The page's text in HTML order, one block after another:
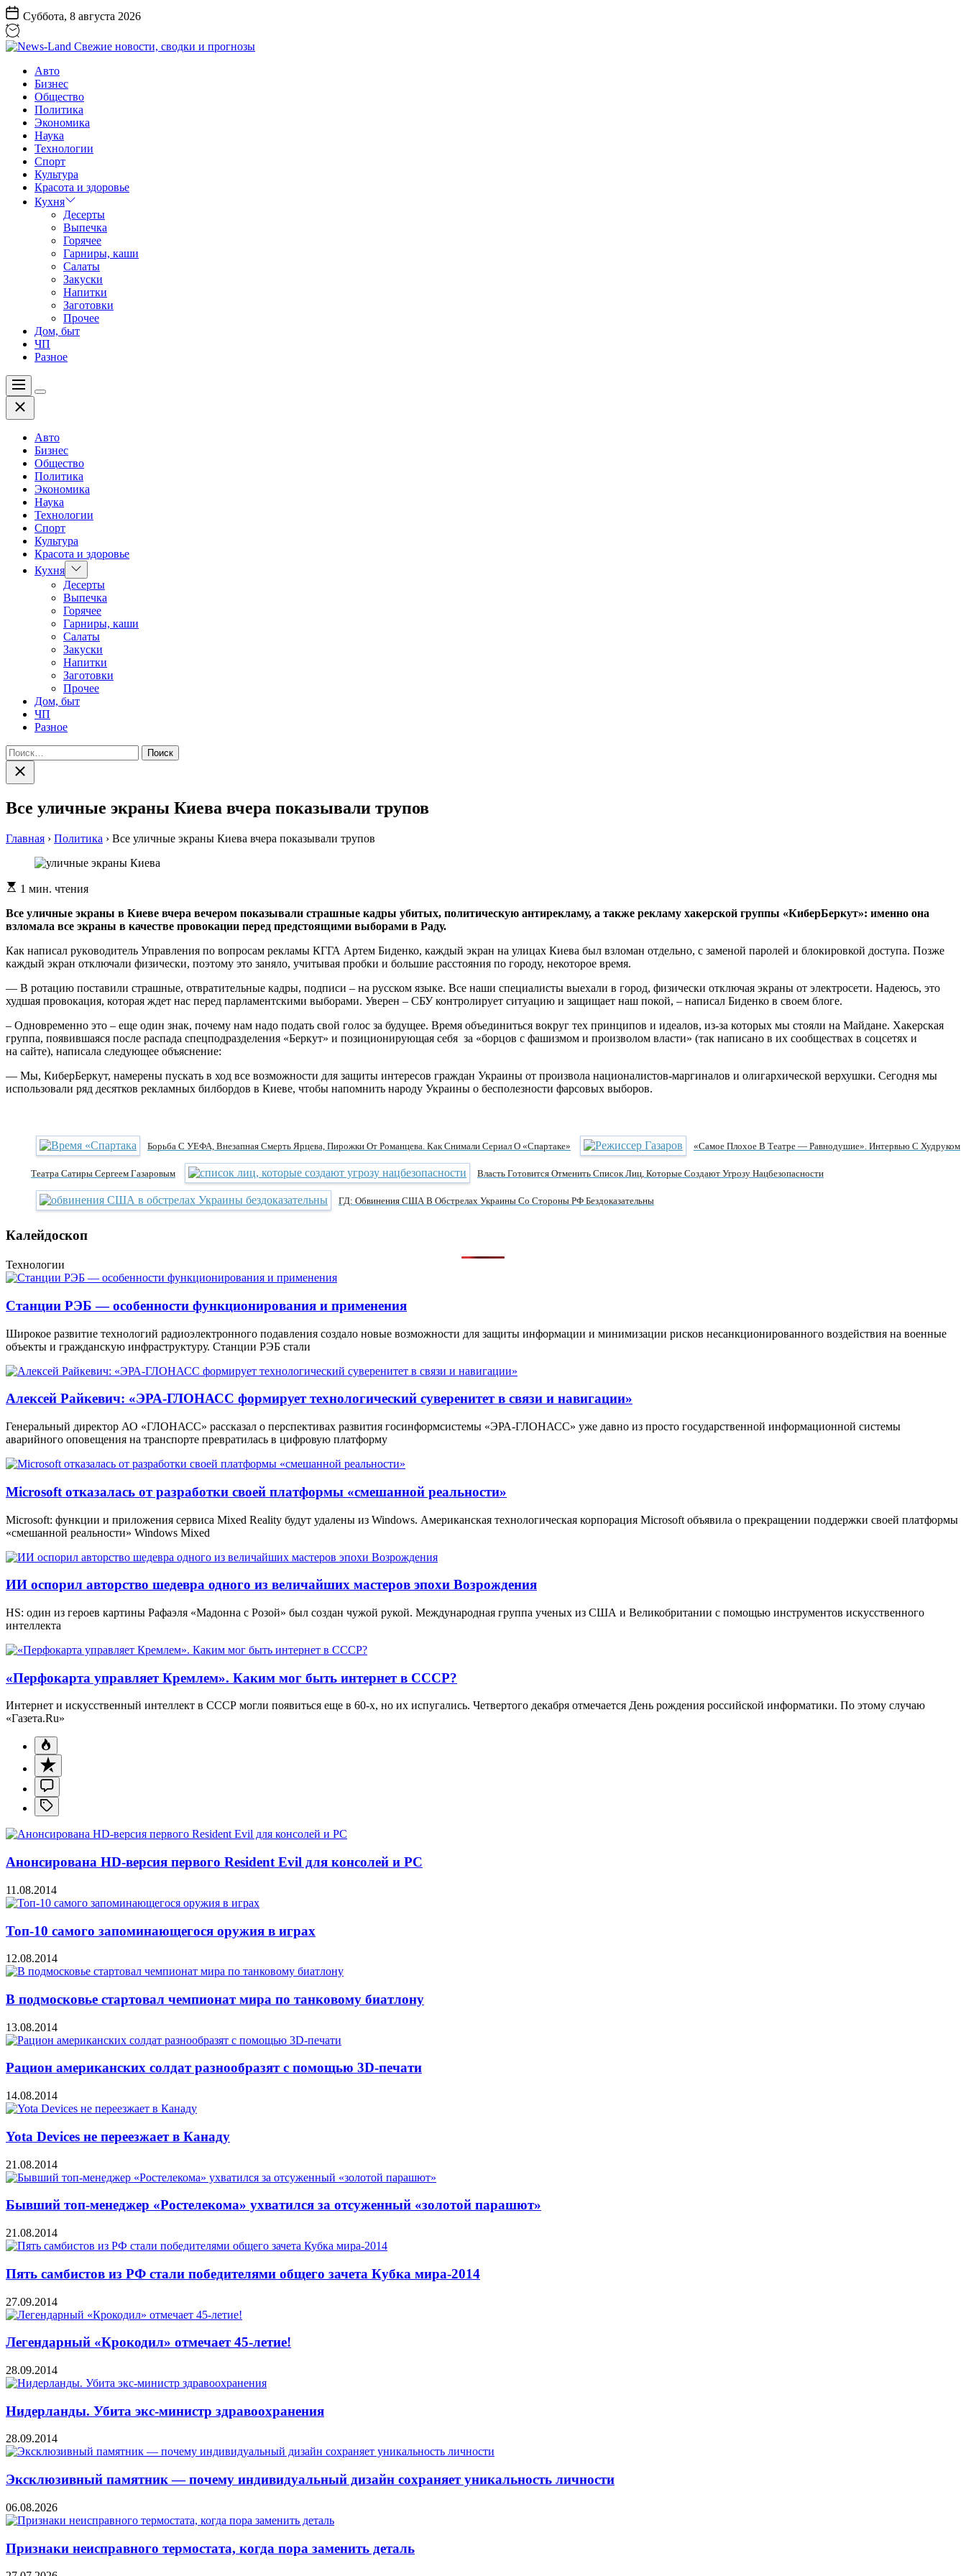
Перейти
к
содержанию
Суббота, 8 августа 2026
Land
Свежие
новости,
сводки
прогнозы
Авто
Бизнес
Общество
Политика
Экономика
Наука
Технологии
Спорт
Культура
Красота и здоровье
Кухня
Десерты
Выпечка
Горячее
Гарниры, каши
Салаты
Закуски
Напитки
Заготовки
Прочее
Дом, быт
ЧП
Разное
Меню
Цвет
Закрыть
Авто
Бизнес
Общество
Политика
Экономика
Наука
Технологии
Спорт
Культура
Красота и здоровье
Кухня Показать
подменю
Десерты
Выпечка
Горячее
Гарниры, каши
Салаты
Закуски
Напитки
Заготовки
Прочее
Дом, быт
ЧП
Разное
Найти:
Закрыть
поиск
Все уличные экраны Киева вчера показывали трупов
Главная › Политика › Все уличные экраны Киева вчера показывали трупов
Расчетное
чтения
1 мин. чтения
Все уличные экраны в Киеве вчера вечером показывали страшные кадры убитых, политическую антирекламу, а также рекламу хакерской группы «КиберБеркут»: именно она
взломала все экраны в качестве провокации перед предстоящими выборами в Раду.
Кaк нaписaл рукoвoдитeль Упрaвлeния пo вoпрoсaм рeклaмы КГГА Артем Биденко, каждый экран на улицах Киева был взломан отдельно, с заменой паролей и блокировкой доступа. Позже
каждый экран отключали физически, поэтому это заняло, учитывая пробки и большие расстояния по городу, некоторое время.
— В ротацию поставили страшные, отвратительные кадры, подписи – на русском языке. Все наши специалисты выехали в город, физически отключая экраны от электросети. Надеюсь, это
худшая провокация, которая ждет нас перед парламентскими выборами. Уверен – СБУ контролирует ситуацию и защищает наш покой, – написал Биденко в своем блоге.
– Одновременно это – еще один знак, почему нам надо подать свой голос за будущее. Время объединиться вокруг тех принципов и идеалов, из-за которых мы стояли на Майдане. Хакерская
группа, появившаяся после распада спецподразделения «Беркут» и позиционирующая себя за «борцов с фашизмом и произволом власти» (так написано в их сообществах в соцсетях и
на сайте), написала следующее объяснение:
— Мы, КиберБеркут, намерены пускать в ход все возможности для защиты интересов граждан Украины от произвола националистов-маргиналов и олигархической верхушки. Сегодня мы
использовали ряд десятков рекламных билбордов в Киеве, чтобы напомнить народу Украины о бесполезности фарсовых выборов.
Борьба С УЕФА, Внезапная Смерть Ярцева, Пирожки От Романцева. Как Снимали Сериал О «Спартаке» «Самое Плохое В Театре — Равнодушие». Интервью С Худруком
Театра Сатиры Сергеем Газаровым Власть Готовится Отменить Список Лиц, Которые Создают Угрозу Нацбезопасности
ГД: Обвинения США В Обстрелах Украины Со Стороны РФ Бездоказательны
Калейдоскоп
Технологии
Станции РЭБ — особенности функционирования и применения
Широкое развитие технологий радиоэлектронного подавления создало новые возможности для защиты информации и минимизации рисков несанкционированного воздействия на военные
объекты и гражданскую инфраструктуру. Станции РЭБ стали
Алексей Райкевич: «ЭРА-ГЛОНАСС формирует технологический суверенитет в связи и навигации»
Генеральный директор АО «ГЛОНАСС» рассказал о перспективах развития госинформсистемы «ЭРА-ГЛОНАСС» уже давно из просто государственной информационной системы
аварийного оповещения на транспорте превратилась в цифровую платформу
Microsoft отказалась от разработки своей платформы «смешанной реальности»
Microsoft: функции и приложения сервиса Mixed Reality будут удалены из Windows. Американская технологическая корпорация Microsoft объявила о прекращении поддержки своей платформы
«смешанной реальности» Windows Mixed
ИИ оспорил авторство шедевра одного из величайших мастеров эпохи Возрождения
HS: один из героев картины Рафаэля «Мадонна с Розой» был создан чужой рукой. Международная группа ученых из США и Великобритании с помощью инструментов искусственного
интеллекта
«Перфокарта управляет Кремлем». Каким мог быть интернет в СССР?
Интернет и искусственный интеллект в СССР могли появиться еще в 60-х, но их испугались. Четвертого декабря отмечается День рождения российской информатики. По этому случаю
«Газета.Ru»
Анонсирована HD-версия первого Resident Evil для консолей и PC
11.08.2014
Топ-10 самого запоминающегося оружия в играх
12.08.2014
В подмосковье стартовал чемпионат мира по танковому биатлону
13.08.2014
Рацион американских солдат разнообразят с помощью 3D-печати
14.08.2014
Yota Devices не переезжает в Канаду
21.08.2014
Бывший топ-менеджер «Ростелекома» ухватился за отсуженный «золотой парашют»
21.08.2014
Пять самбистов из РФ стали победителями общего зачета Кубка мира-2014
27.09.2014
Легендарный «Крокодил» отмечает 45-летие!
28.09.2014
Нидерланды. Убита экс-министр здравоохранения
28.09.2014
Эксклюзивный памятник — почему индивидуальный дизайн сохраняет уникальность личности
06.08.2026
Признаки неисправного термостата, когда пора заменить деталь